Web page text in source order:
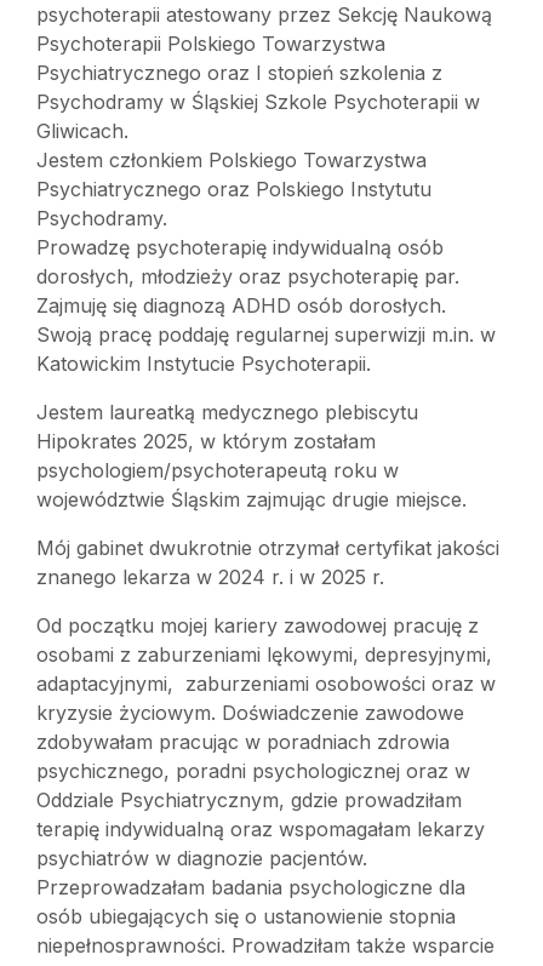
psychoterapii atestowany przez Sekcję Naukową
Psychoterapii Polskiego Towarzystwa
Psychiatrycznego oraz I stopień szkolenia z
Psychodramy w Śląskiej Szkole Psychoterapii w
Gliwicach.
Jestem członkiem Polskiego Towarzystwa
Psychiatrycznego oraz Polskiego Instytutu
Psychodramy.
Prowadzę psychoterapię indywidualną osób
dorosłych, młodzieży oraz psychoterapię par.
Zajmuję się diagnozą ADHD osób dorosłych.
Swoją pracę poddaję regularnej superwizji m.in. w
Katowickim Instytucie Psychoterapii.
Jestem laureatką medycznego plebiscytu
Hipokrates 2025, w którym zostałam
psychologiem/psychoterapeutą roku w
województwie Śląskim zajmując drugie miejsce.
Mój gabinet dwukrotnie otrzymał certyfikat jakości
znanego lekarza w 2024 r. i w 2025 r.
Od początku mojej kariery zawodowej pracuję z
osobami z zaburzeniami lękowymi, depresyjnymi,
adaptacyjnymi, zaburzeniami osobowości oraz w
kryzysie życiowym. Doświadczenie zawodowe
zdobywałam pracując w poradniach zdrowia
psychicznego, poradni psychologicznej oraz w
Oddziale Psychiatrycznym, gdzie prowadziłam
terapię indywidualną oraz wspomagałam lekarzy
psychiatrów w diagnozie pacjentów.
Przeprowadzałam badania psychologiczne dla
osób ubiegających się o ustanowienie stopnia
niepełnosprawności. Prowadziłam także wsparcie